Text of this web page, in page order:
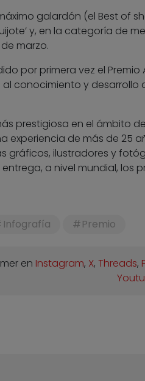
galardón (el Best of
y, en la categoría de
marzo.
por primera vez el
conocimiento y
prestigiosa en el ámbito
experiencia de más de 25
gráficos, ilustradores y
a nivel mundial, los
Infografía Premio
en Instagram, X,Threads,